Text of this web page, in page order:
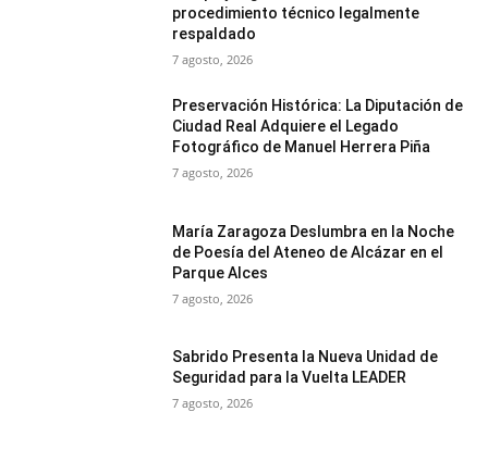
procedimiento técnico legalmente
respaldado
7 agosto, 2026
Preservación Histórica: La Diputación de
Ciudad Real Adquiere el Legado
Fotográfico de Manuel Herrera Piña
7 agosto, 2026
María Zaragoza Deslumbra en la Noche
de Poesía del Ateneo de Alcázar en el
Parque Alces
7 agosto, 2026
Sabrido Presenta la Nueva Unidad de
Seguridad para la Vuelta LEADER
7 agosto, 2026